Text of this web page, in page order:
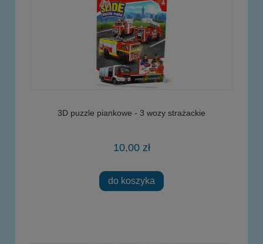
3D puzzle piankowe - 3 wozy strażackie
10,00 zł
do koszyka